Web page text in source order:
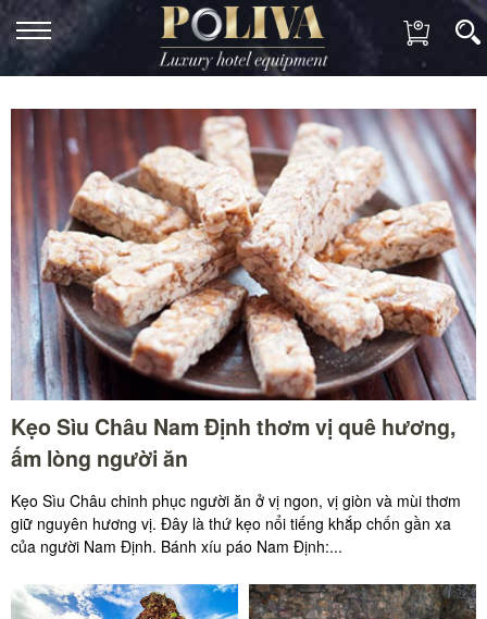
Kẹo Sìu Châu Nam Định thơm vị quê hương,
ấm lòng người ăn
Kẹo Sìu Châu chinh phục người ăn ở vị ngon, vị giòn và mùi thơm
giữ nguyên hương vị. Đây là thứ kẹo nổi tiếng khắp chốn gần xa
của người Nam Định. Bánh xíu páo Nam Định:...